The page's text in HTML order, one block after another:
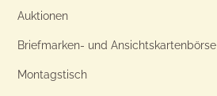
Auktionen
Briefmarken- und Ansichtskartenbörse
Montagstisch